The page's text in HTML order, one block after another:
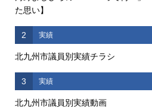
た思い】
2 実績
北九州市議員別実績チラシ
3 実績
北九州市議員別実績動画